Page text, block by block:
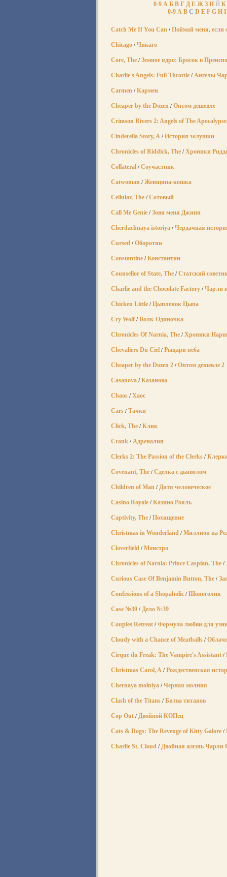
0-9 А Б В Г Д Е Ж З И Й К
0-9 A B C D E F G H I
Catch Me If You Can / Поймай меня, если
Chicago / Чикаго
Core, The / Земное ядро: Бросок в
Charlie's Angels: Full Throttle / Ангелы
Carmen / Кармен
Cheaper by the Dozen / Оптом дешевле
Crimson Rivers 2: Angels of The
Cinderella Story, A / История золушки
Chronicles of Riddick, The / Хроники
Collateral / Соучастник
Catwoman / Женщина-кошка
Cellular, The / Сотовый
Call Me Genie / Зови меня Джинн
Cherdachnaya istoriya / Чердачная
Cursed / Оборотни
Constantine / Константин
Counsellor of State, The / Статский
Charlie and the Chocolate Factory / Чарли
Chicken Little / Цыпленок Цыпа
Cry Wolf / Волк-Одиночка
Chronicles Of Narnia, The / Хроники
Chevaliers Du Ciel / Рыцари неба
Cheaper by the Dozen 2 / Оптом дешевле 2
Casanova / Казанова
Chaos / Хаос
Cars / Тачки
Click, The / Клик
Crank / Адреналин
Clerks 2: The Passion of the Clerks /
Covenant, The / Сделка с дьяволом
Children of Man / Дитя человеческое
Casino Royale / Казино Рояль
Captivity, The / Похищение
Christmas in Wonderland / Миллион на
Cloverfield / Монстро
Chronicles of Narnia: Prince Caspian, The /
Curious Case Of Benjamin Button, The /
Confessions of a Shopaholic / Шопоголик
Case №39 / Дело №39
Couples Retreat / Формула любви для
Cloudy with a Chance of Meatballs /
Cirque du Freak: The Vampire's Assistant /
Christmas Carol, A / Рождественская
Chernaya molniya / Черная молния
Clash of the Titans / Битва титанов
Cop Out / Двойной КОПец
Cats & Dogs: The Revenge of Kitty Galore /
Charlie St. Cloud / Двойная жизнь Чарли